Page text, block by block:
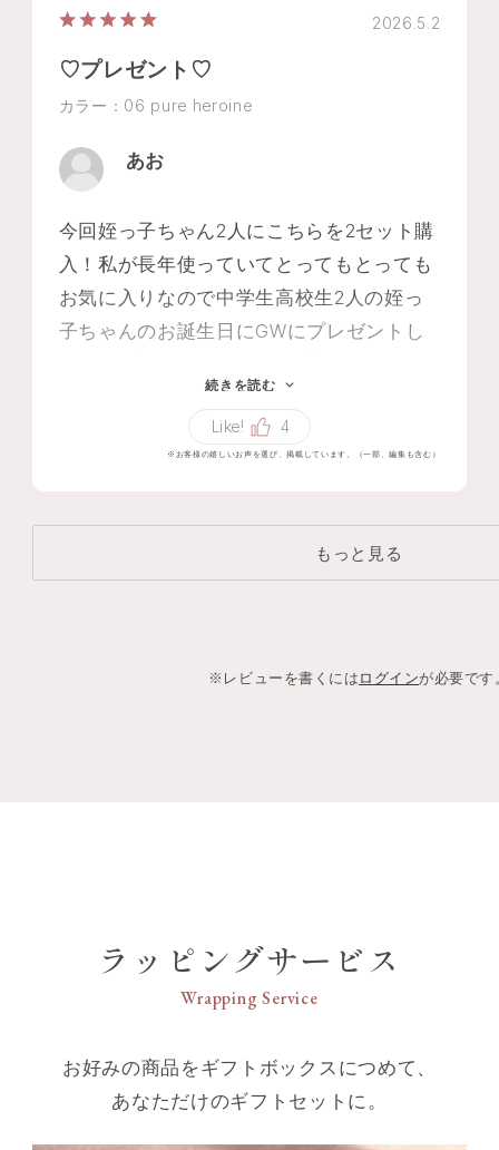
2026.5.2
♡プレゼント♡
カラー：06 pure heroine
あお
今回姪っ子ちゃん2人にこちらを2セット購
入！私が長年使っていてとってもとっても
お気に入りなので中学生高校生2人の姪っ
子ちゃんのお誕生日にGWにプレゼントし
ると思っています♡いつもありがとうござ
います♡ちなみにホワイトフローラルとス
ノーが大好きです♡
続きを読む
Like! 4
※お客様の嬉しいお声を選び、掲載しています。（一部、編集も含む）
もっと見る
※レビューを書くにはログインが必要です
ラッピングサービス
Wrapping Service
お好みの商品をギフトボックスにつめて、
あなただけのギフトセットに。